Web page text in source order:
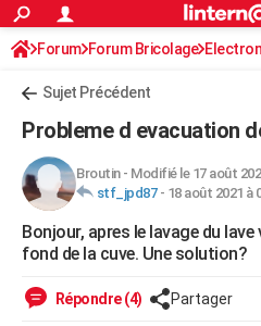
ACTUALITÉS
Politique
Société
Faits Divers
Education
Monde
Villes
+
FINANCE
Retraite
Impôts
Epargne
Immobilier
Risques naturels par ville
Banque
Assurance
Crédit
AUTO
Essais
Réserver un essai
Citadines
Berlines
SUV
Forum auto
+HIGH-TECH
Mobiles
Meilleur smartphone
Internet
Ordinateurs
Jeux vidéo
Guide high-tech
BRICOLAGE
Forum Forum Bricolage
Sujet Précédent
Probleme d evacuation
Broutin- Modifié le 17 août
stf_jpd87- 18 août 2021 à
Bonjour, apres le lavage du
fond de la cuve. Une solution?
Répondre (4) Partager